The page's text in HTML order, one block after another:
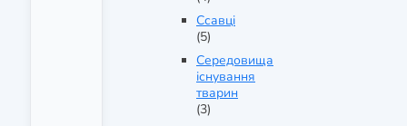
Ссавці
(5)
Середовища
існування
тварин
(3)